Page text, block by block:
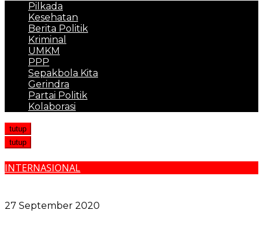
Pilkada
Kesehatan
Berita Politik
Kriminal
UMKM
PPP
Sepakbola Kita
Gerindra
Partai Politik
Kolaborasi
tutup
tutup
INTERNASIONAL
27 September 2020